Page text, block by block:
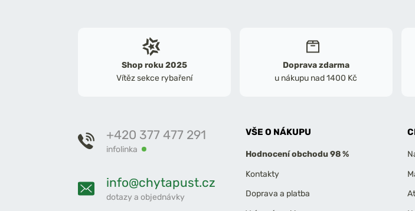
Shop roku 2025
Vítěz sekce rybaření
Doprava zdarma
u nákupu nad 1400 Kč
+420 377 477 291
infolinka
info@chytapust.cz
dotazy a objednávky
VŠE O NÁKUPU
Hodnocení obchodu 98 %
Kontakty
Doprava a platba